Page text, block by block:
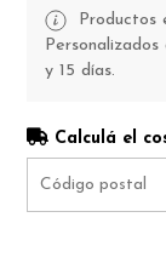
Productos
y 15 días.
Calculá el